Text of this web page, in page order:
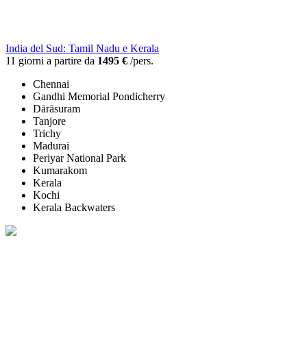
India del Sud: Tamil Nadu e Kerala
11 giorni a partire da 1495 € /pers.
Chennai
Gandhi Memorial Pondicherry
Dārāsuram
Tanjore
Trichy
Madurai
Periyar National Park
Kumarakom
Kerala
Kochi
Kerala Backwaters